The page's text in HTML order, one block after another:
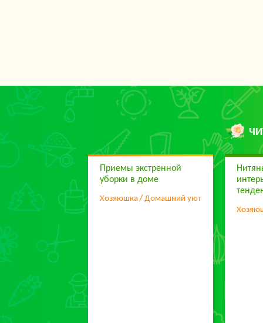
Приемы экстренной
уборки в доме
Хозяюшка Домашний уют